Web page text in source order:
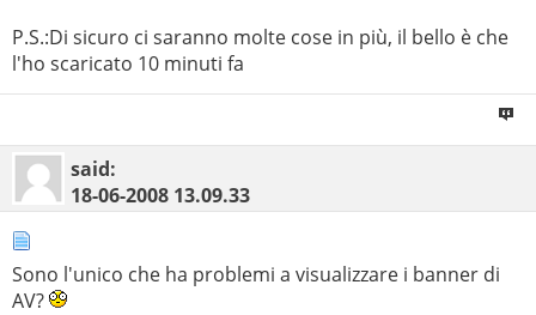
P.S.:Di sicuro ci saranno molte cose in più, il bello è che
l'ho scaricato 10 minuti fa
said:
18-06-2008 13.09.33
Sono l'unico che ha problemi a visualizzare i banner di
AV?